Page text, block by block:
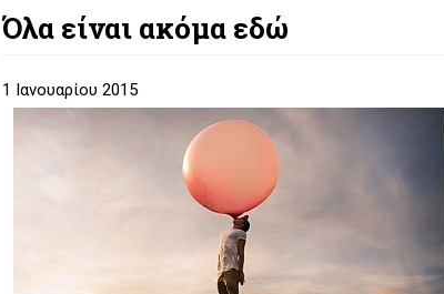
Όλα είναι ακόμα εδώ
1 Ιανουαρίου 2015